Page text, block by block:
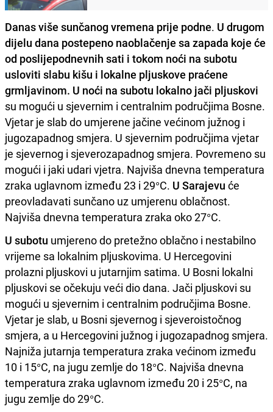
Danas više sunčanog vremena prije podne. U drugom
dijelu dana postepeno naoblačenje sa zapada koje će
od poslijepodnevnih sati i tokom noći na subotu
usloviti slabu kišu i lokalne pljuskove praćene
grmljavinom. U noći na subotu lokalno jači pljuskovi
su mogući u sjevernim i centralnim područjima Bosne.
Vjetar je slab do umjerene jačine većinom južnog i
jugozapadnog smjera. U sjevernim područjima vjetar
je sjevernog i sjeverozapadnog smjera. Povremeno su
mogući i jaki udari vjetra. Najviša dnevna temperatura
zraka uglavnom između 23 i 29°C. U Sarajevu će
preovladavati sunčano uz umjerenu oblačnost.
Najviša dnevna temperatura zraka oko 27°C.
U subotu umjereno do pretežno oblačno i nestabilno
vrijeme sa lokalnim pljuskovima. U Hercegovini
prolazni pljuskovi u jutarnjim satima. U Bosni lokalni
pljuskovi se očekuju veći dio dana. Jači pljuskovi su
mogući u sjevernim i centralnim područjima Bosne.
Vjetar je slab, u Bosni sjevernog i sjeveroistočnog
smjera, a u Hercegovini južnog i jugozapadnog smjera.
Najniža jutarnja temperatura zraka većinom između
10 i 15°C, na jugu zemlje do 18°C. Najviša dnevna
temperatura zraka uglavnom između 20 i 25°C, na
jugu zemlje do 29°C.